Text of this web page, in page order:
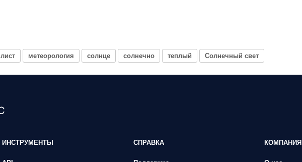
лист метеорология солнце солнечно теплый Солнечный свет
ИНСТРУМЕНТЫ СПРАВКА КОМПАНИЯ